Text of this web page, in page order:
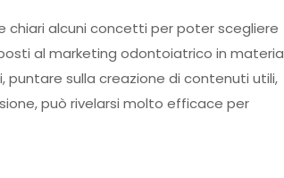
chiari alcuni concetti per poter scegliere
al marketing odontoiatrico in materia
sulla creazione di contenuti utili,
può rivelarsi molto efficace per